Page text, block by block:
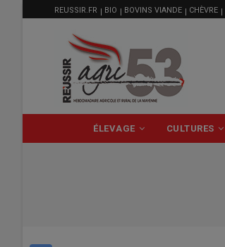
MENU
FILIÈRE
REUSSIR.FR BIO BOVINS VIANDE CHÈVRE
PRINCIPALE
ÉLEVAGE CULTURES